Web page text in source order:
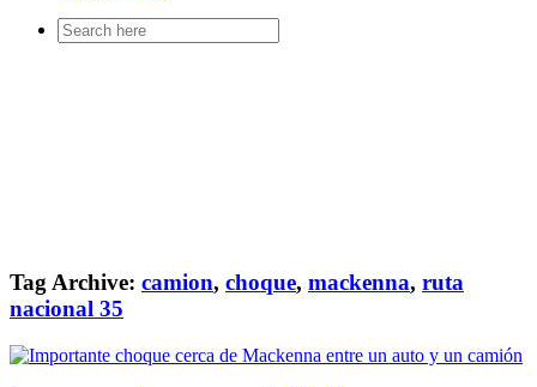
Search
for:
Tag Archive: camion, choque, mackenna, ruta
nacional 35